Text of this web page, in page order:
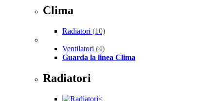
Clima
Radiatori (10)
Ventilatori (4)
Guarda la linea Clima
Radiatori